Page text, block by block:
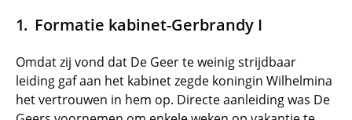
Formatie kabinet-Gerbrandy I
Omdat zij vond dat De Geer te weinig strijdbaar
leiding gaf aan het kabinet zegde koningin Wilhelmina
het vertrouwen in hem op. Directe aanleiding was De